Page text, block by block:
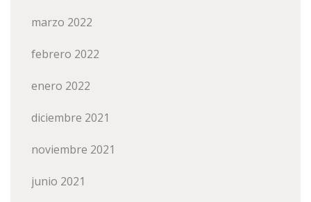
marzo 2022
febrero 2022
enero 2022
diciembre 2021
noviembre 2021
junio 2021